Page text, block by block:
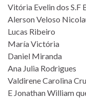
Vitória Evelin dos S.F
Alerson Veloso
Lucas Ribeiro
María Victória
Daniel Miranda
Ana Julia Rodrigues
Valdirene Carolina
E Jonathan William